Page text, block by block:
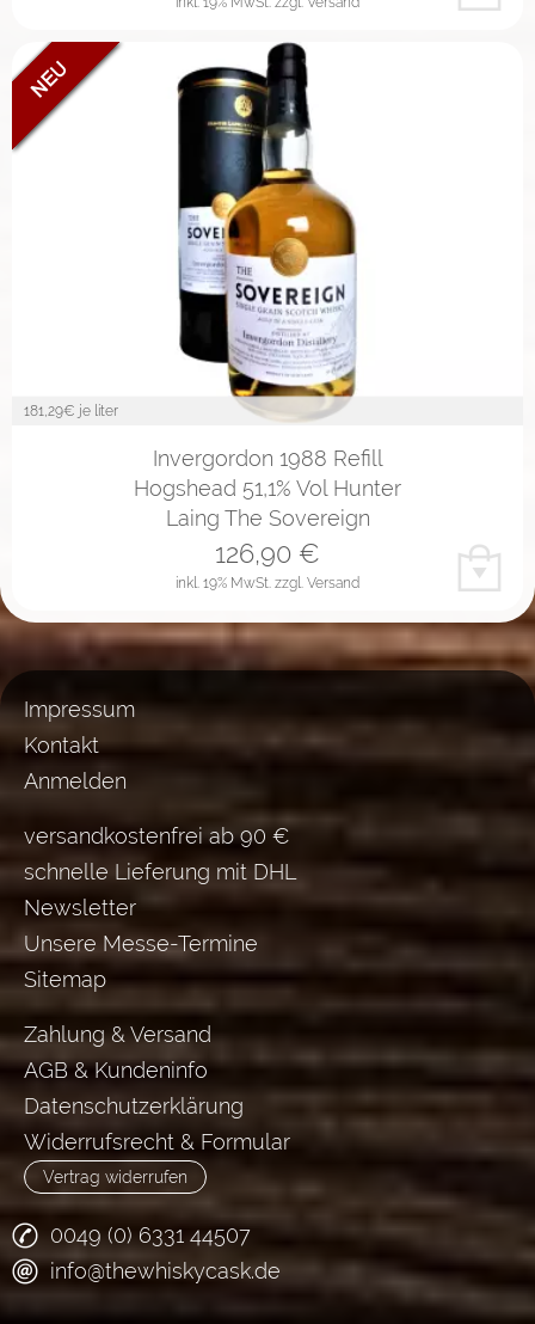
181,29€ je liter
Invergordon 1988 Refill
Hogshead 51,1% Vol Hunter
Laing The Sovereign
inkl. 19% MwSt. zzgl. Versand
126,90 €
Impressum
Kontakt
Anmelden
versandkostenfrei ab 90 €
schnelle Lieferung mit DHL
Newsletter
Unsere Messe-Termine
Sitemap
Zahlung & Versand
AGB & Kundeninfo
Datenschutzerklärung
Widerrufsrecht & Formular
Vertrag widerrufen
0049 (0) 6331 44507
info@thewhiskycask.de